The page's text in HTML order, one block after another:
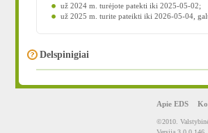
už 2024 m. turėjote patekti iki 2025-05-02;
už 2025 m. turite pateikti iki 2026-05-04,
Delspinigiai
Apie EDS
©2010.